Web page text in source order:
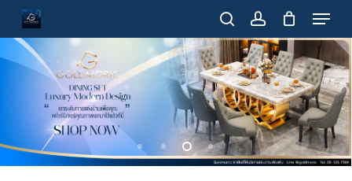
Skip
main
content
searchaccount
Menu